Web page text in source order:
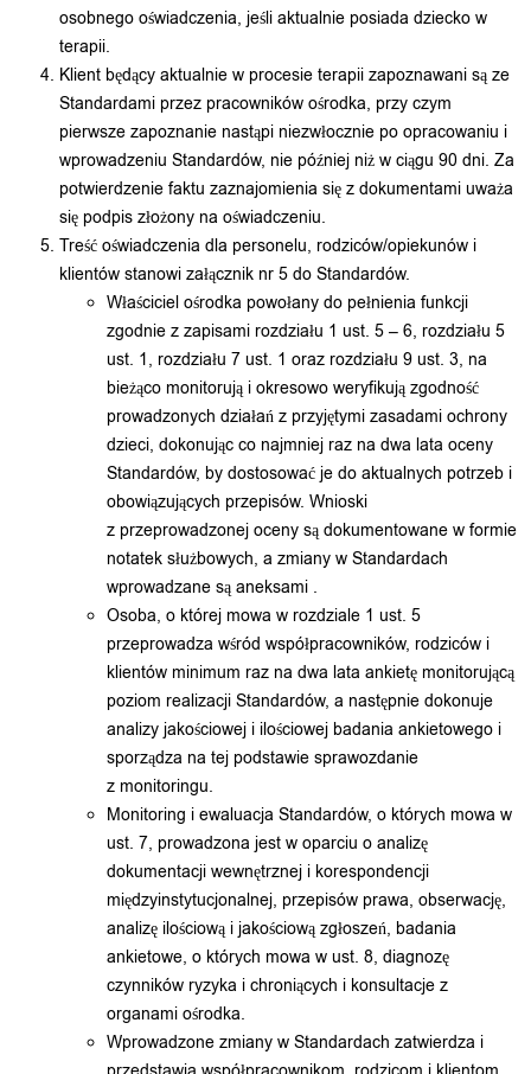
osobnego oświadczenia, jeśli aktualnie posiada dziecko w
terapii.
Klient będący aktualnie w procesie terapii zapoznawani są ze
Standardami przez pracowników ośrodka, przy czym
pierwsze zapoznanie nastąpi niezwłocznie po opracowaniu i
wprowadzeniu Standardów, nie później niż w ciągu 90 dni. Za
potwierdzenie faktu zaznajomienia się z dokumentami uważa
się podpis złożony na oświadczeniu.
Treść oświadczenia dla personelu, rodziców/opiekunów i
klientów stanowi załącznik nr 5 do Standardów.
Właściciel ośrodka powołany do pełnienia funkcji
zgodnie z zapisami rozdziału 1 ust. 5 – 6, rozdziału 5
ust. 1, rozdziału 7 ust. 1 oraz rozdziału 9 ust. 3, na
bieżąco monitorują i okresowo weryfikują zgodność
prowadzonych działań z przyjętymi zasadami ochrony
dzieci, dokonując co najmniej raz na dwa lata oceny
Standardów, by dostosować je do aktualnych potrzeb i
obowiązujących przepisów. Wnioski
z przeprowadzonej oceny są dokumentowane w formie
notatek służbowych, a zmiany w Standardach
wprowadzane są aneksami .
Osoba, o której mowa w rozdziale 1 ust. 5
przeprowadza wśród współpracowników, rodziców i
klientów minimum raz na dwa lata ankietę monitorującą
poziom realizacji Standardów, a następnie dokonuje
analizy jakościowej i ilościowej badania ankietowego i
sporządza na tej podstawie sprawozdanie
z monitoringu.
Monitoring i ewaluacja Standardów, o których mowa w
ust. 7, prowadzona jest w oparciu o analizę
dokumentacji wewnętrznej i korespondencji
międzyinstytucjonalnej, przepisów prawa, obserwację,
analizę ilościową i jakościową zgłoszeń, badania
ankietowe, o których mowa w ust. 8, diagnozę
czynników ryzyka i chroniących i konsultacje z
organami ośrodka.
Wprowadzone zmiany w Standardach zatwierdza i